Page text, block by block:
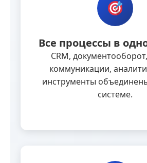
Все процессы в
CRM,
коммуникации,
инструменты
системе.